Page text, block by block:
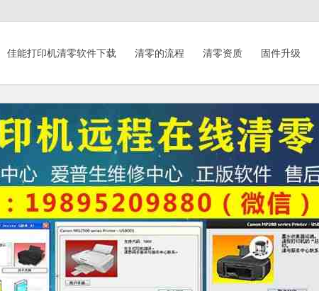
佳能打印机清零软件下载 清零的流程 清零资质 固件升级